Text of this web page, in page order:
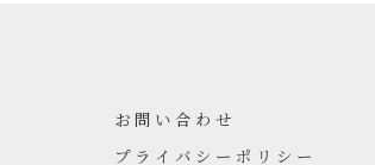
お問い合わせ
プライバシーポリシー